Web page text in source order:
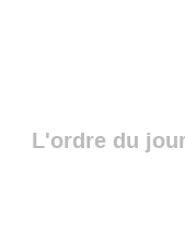
L'ordre du